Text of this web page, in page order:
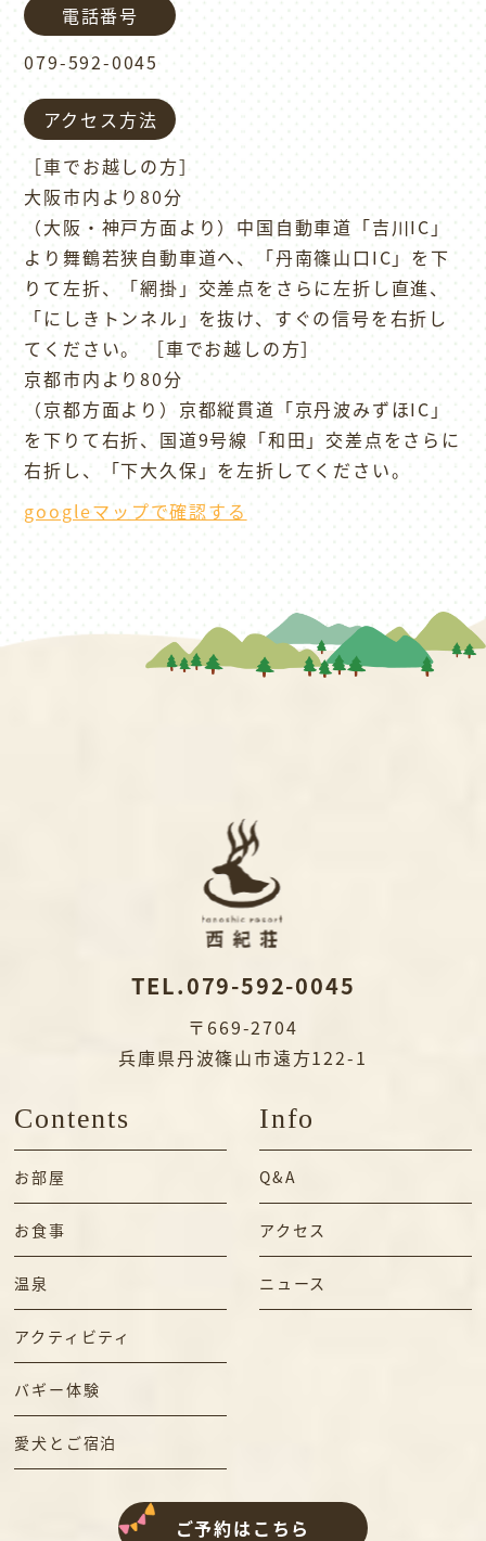
電話番号
079-592-0045
アクセス方法
［車でお越しの方］
大阪市内より80分
（大阪・神戸方面より）中国自動車道「吉川IC」
より舞鶴若狭自動車道へ、「丹南篠山口IC」を下
りて左折、「網掛」交差点をさらに左折し直進、
「にしきトンネル」を抜け、すぐの信号を右折し
てください。 ［車でお越しの方］
京都市内より80分
（京都方面より）京都縦貫道「京丹波みずほIC」
を下りて右折、国道9号線「和田」交差点をさらに
右折し、「下大久保」を左折してください。
googleマップで確認する
TEL.079-592-0045
〒669-2704
兵庫県丹波篠山市遠方122-1
Contents
お部屋
お食事
温泉
アクティビティ
バギー体験
愛犬とご宿泊
Info
Q&A
アクセス
ニュース
ご予約はこちら